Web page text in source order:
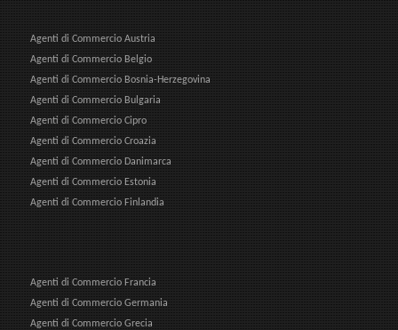
Agenti di Commercio Austria
Agenti di Commercio Belgio
Agenti di Commercio Bosnia-Herzegovina
Agenti di Commercio Bulgaria
Agenti di Commercio Cipro
Agenti di Commercio Croazia
Agenti di Commercio Danimarca
Agenti di Commercio Estonia
Agenti di Commercio Finlandia
Agenti di Commercio Francia
Agenti di Commercio Germania
Agenti di Commercio Grecia